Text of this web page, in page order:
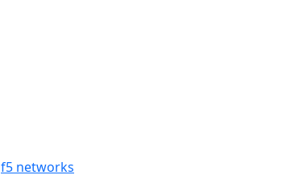
f5 networks